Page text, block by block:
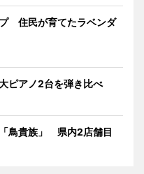
住民が育てたラベンダ
ピアノ2台を弾き比べ
鳥貴族」 県内2店舗目